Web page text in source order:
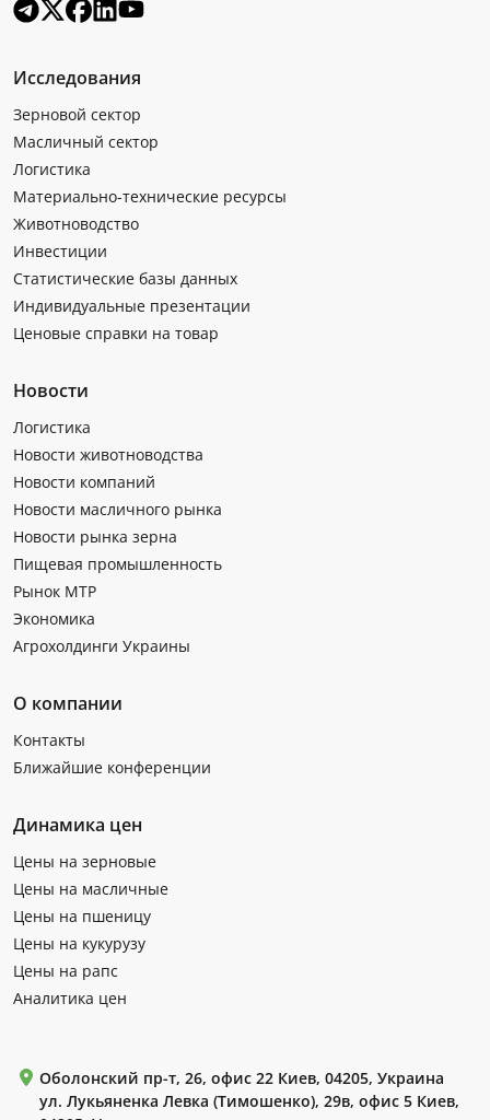
Исследования
Зерновой сектор
Масличный сектор
Логистика
Материально-технические ресурсы
Животноводство
Инвестиции
Статистические базы данных
Индивидуальные презентации
Ценовые справки на товар
Новости
Логистика
Новости животноводства
Новости компаний
Новости масличного рынка
Новости рынка зерна
Пищевая промышленность
Рынок МТР
Экономика
Агрохолдинги Украины
О компании
Контакты
Ближайшие конференции
Динамика цен
Цены на зерновые
Цены на масличные
Цены на пшеницу
Цены на кукурузу
Цены на рапс
Аналитика цен
Оболонский пр-т, 26, офис 22 Киев, 04205, Украина
ул. Лукьяненка Левка (Тимошенко), 29в, офис 5 Киев,